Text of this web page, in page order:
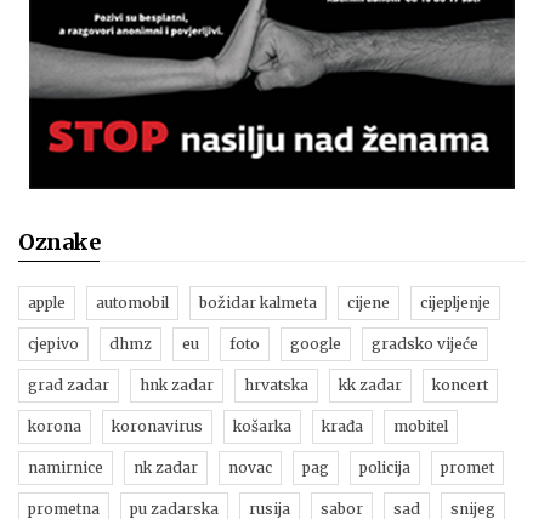
Oznake
apple automobil božidar kalmeta cijene cijepljenje
cjepivo dhmz eu foto google gradsko vijeće
grad zadar hnk zadar hrvatska kk zadar koncert
korona koronavirus košarka krađa mobitel
namirnice nk zadar novac pag policija promet
prometna pu zadarska rusija sabor sad snijeg